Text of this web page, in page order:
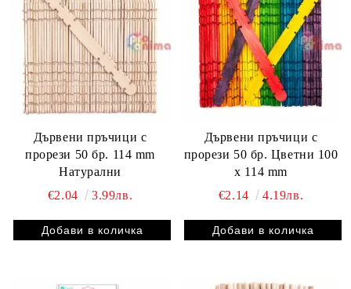
Дървени пръчици с
прорези 50 бр. 114 mm
Натурални
€2.04
3.99лв.
Дървени пръчици с
прорези 50 бр. Цветни 100
x 114 mm
€2.14
4.19лв.